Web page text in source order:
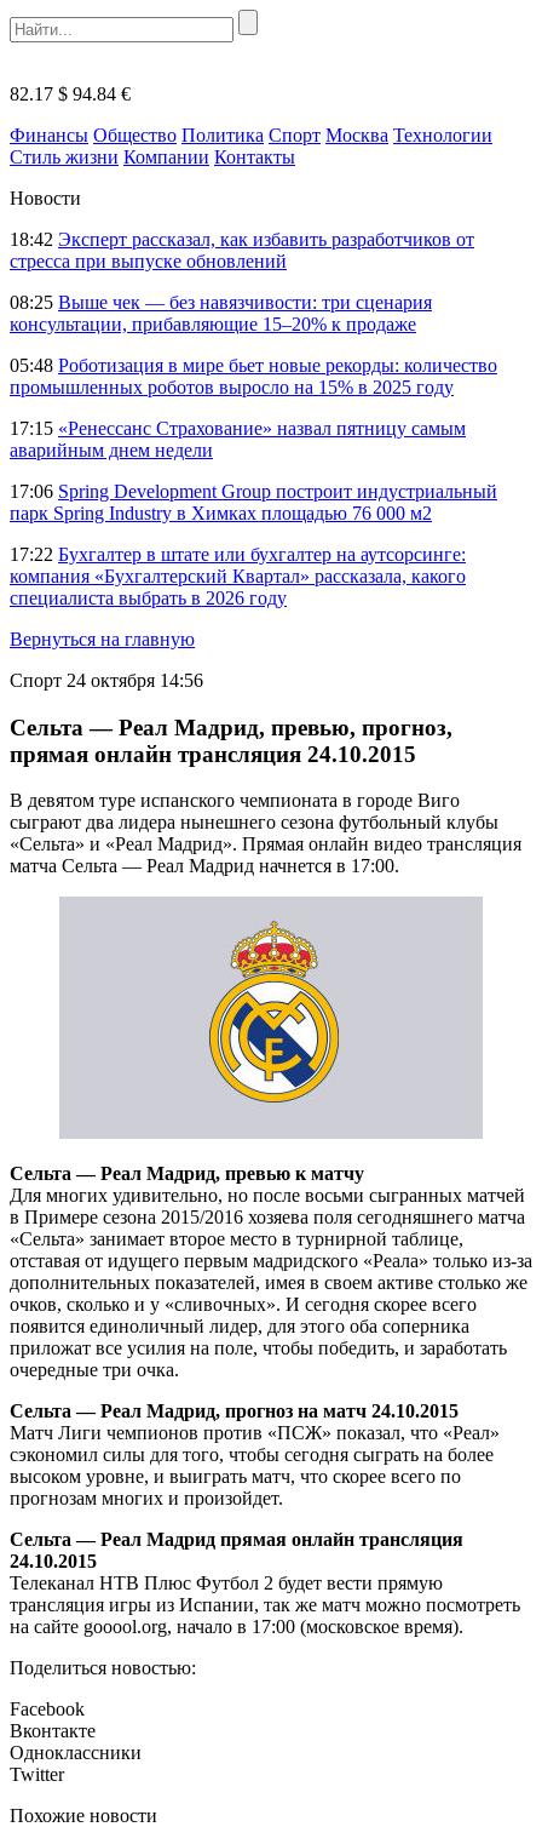
82.17 $ 94.84 €
Финансы Общество Политика Спорт Москва Технологии
Стиль жизни Компании Контакты
Новости
18:42 Эксперт рассказал, как избавить разработчиков от
стресса при выпуске обновлений
08:25 Выше чек — без навязчивости: три сценария
консультации, прибавляющие 15–20% к продаже
05:48 Роботизация в мире бьет новые рекорды: количество
промышленных роботов выросло на 15% в 2025 году
17:15 «Ренессанс Страхование» назвал пятницу самым
аварийным днем недели
17:06 Spring Development Group построит индустриальный
парк Spring Industry в Химках площадью 76 000 м2
17:22 Бухгалтер в штате или бухгалтер на аутсорсинге:
компания «Бухгалтерский Квартал» рассказала, какого
специалиста выбрать в 2026 году
Вернуться на главную
Спорт 24 октября 14:56
Сельта — Реал Мадрид, превью, прогноз,
прямая онлайн трансляция 24.10.2015
В девятом туре испанского чемпионата в городе Виго
сыграют два лидера нынешнего сезона футбольный клубы
«Сельта» и «Реал Мадрид». Прямая онлайн видео трансляция
матча Сельта — Реал Мадрид начнется в 17:00.
Сельта — Реал Мадрид, превью к матчу
Для многих удивительно, но после восьми сыгранных матчей
в Примере сезона 2015/2016 хозяева поля сегодняшнего матча
«Сельта» занимает второе место в турнирной таблице,
отставая от идущего первым мадридского «Реала» только из-за
дополнительных показателей, имея в своем активе столько же
очков, сколько и у «сливочных». И сегодня скорее всего
появится единоличный лидер, для этого оба соперника
приложат все усилия на поле, чтобы победить, и заработать
очередные три очка.
Сельта — Реал Мадрид, прогноз на матч 24.10.2015
Матч Лиги чемпионов против «ПСЖ» показал, что «Реал»
сэкономил силы для того, чтобы сегодня сыграть на более
высоком уровне, и выиграть матч, что скорее всего по
прогнозам многих и произойдет.
Сельта — Реал Мадрид прямая онлайн трансляция
24.10.2015
Телеканал НТВ Плюс Футбол 2 будет вести прямую
трансляция игры из Испании, так же матч можно посмотреть
на сайте gooool.org, начало в 17:00 (московское время).
Поделиться новостью:
Facebook
Вконтакте
Одноклассники
Twitter
Похожие новости